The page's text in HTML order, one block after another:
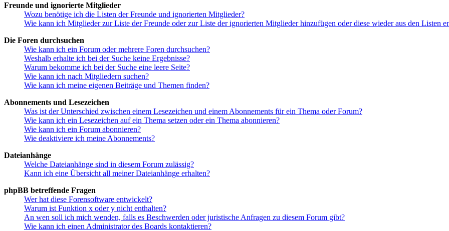
Freunde und ignorierte Mitglieder
Wozu benötige ich die Listen der Freunde und ignorierten Mitglieder?
Wie kann ich Mitglieder zur Liste der Freunde oder zur Liste der ignorierten Mitglieder hinzufügen oder diese wieder aus den Listen
Die Foren durchsuchen
Wie kann ich ein Forum oder mehrere Foren durchsuchen?
Weshalb erhalte ich bei der Suche keine Ergebnisse?
Warum bekomme ich bei der Suche eine leere Seite?
Wie kann ich nach Mitgliedern suchen?
Wie kann ich meine eigenen Beiträge und Themen finden?
Abonnements und Lesezeichen
Was ist der Unterschied zwischen einem Lesezeichen und einem Abonnements für ein Thema oder Forum?
Wie kann ich ein Lesezeichen auf ein Thema setzen oder ein Thema abonnieren?
Wie kann ich ein Forum abonnieren?
Wie deaktiviere ich meine Abonnements?
Dateianhänge
Welche Dateianhänge sind in diesem Forum zulässig?
Kann ich eine Übersicht all meiner Dateianhänge erhalten?
phpBB betreffende Fragen
Wer hat diese Forensoftware entwickelt?
Warum ist Funktion x oder y nicht enthalten?
An wen soll ich mich wenden, falls es Beschwerden oder juristische Anfragen zu diesem Forum gibt?
Wie kann ich einen Administrator des Boards kontaktieren?